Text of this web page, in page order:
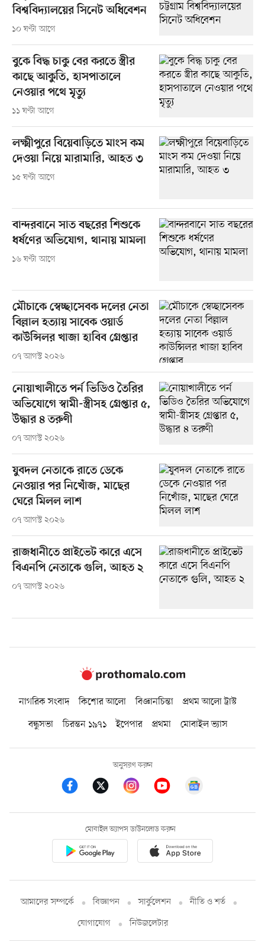
বিশ্ববিদ্যালয়ের সিনেট অধিবেশন
১০ ঘণ্টা আগে
বুকে বিদ্ধ চাকু বের করতে স্ত্রীর
কাছে আকুতি, হাসপাতালে
নেওয়ার পথে মৃত্যু
১১ ঘণ্টা আগে
লক্ষ্মীপুরে বিয়েবাড়িতে মাংস কম
দেওয়া নিয়ে মারামারি, আহত ৩
১৫ ঘণ্টা আগে
বান্দরবানে সাত বছরের শিশুকে
ধর্ষণের অভিযোগ, থানায় মামলা
১৬ ঘণ্টা আগে
মৌচাকে স্বেচ্ছাসেবক দলের নেতা
বিল্লাল হত্যায় সাবেক ওয়ার্ড
কাউন্সিলর খাজা হাবিব গ্রেপ্তার
০৭ আগস্ট ২০২৬
নোয়াখালীতে পর্ন ভিডিও তৈরির
অভিযোগে স্বামী-স্ত্রীসহ গ্রেপ্তার ৫,
উদ্ধার ৪ তরুণী
০৭ আগস্ট ২০২৬
যুবদল নেতাকে রাতে ডেকে
নেওয়ার পর নিখোঁজ, মাছের
ঘেরে মিলল লাশ
০৭ আগস্ট ২০২৬
রাজধানীতে প্রাইভেট কারে এসে
বিএনপি নেতাকে গুলি, আহত ২
০৭ আগস্ট ২০২৬
নাগরিক সংবাদ কিশোর আলো বিজ্ঞানচিন্তা
প্রথম আলো ট্রাস্ট
বন্ধুসভা
চিরন্তন ১৯৭১ ইপেপার প্রথমা মোবাইল ভ্যাস
অনুসরণ করুন
মোবাইল অ্যাপস ডাউনলোড করুন
আমাদের সম্পর্কে বিজ্ঞাপন সার্কুলেশন
নীতি ও শর্ত
যোগাযোগ
নিউজলেটার